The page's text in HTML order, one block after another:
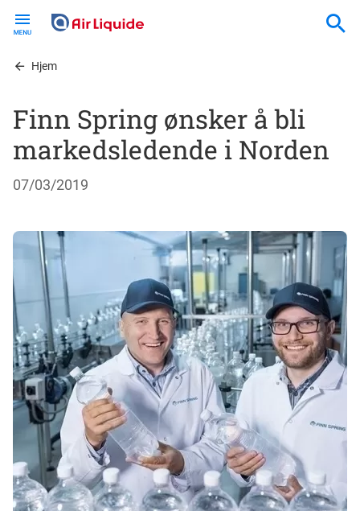
contentHjem
Finn Spring ønsker å bli
markedsledende i Norden
07/03/2019